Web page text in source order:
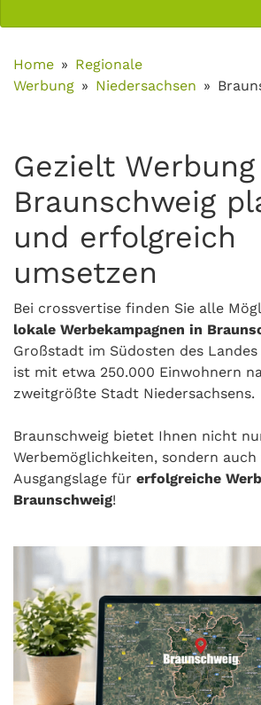
Home
Regionale
Werbung
Niedersachsen
Gezielt
Braunschweig
und erfolgreich
umsetzen
Bei crossvertise finden Sie alle
lokale Werbekampagnen in
Großstadt im Südosten des Landes
ist mit etwa 250.000 Einwohnern
zweitgrößte Stadt Niedersachsens.
Braunschweig bietet Ihnen nicht
Werbemöglichkeiten, sondern
Ausgangslage für erfolgreiche
Braunschweig!